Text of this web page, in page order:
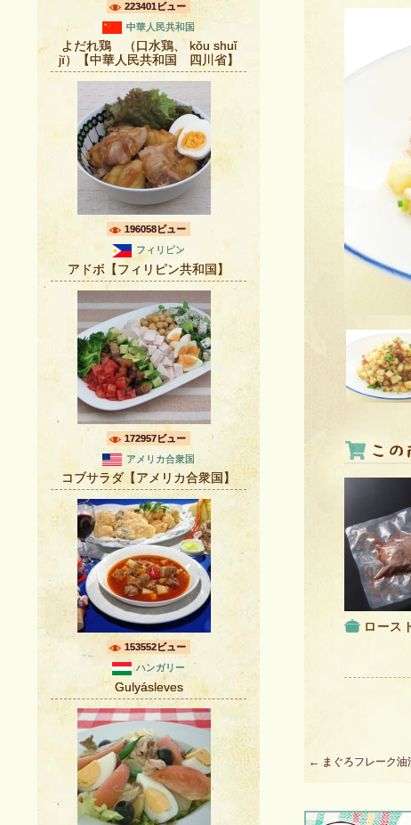
ロース
Post
← まぐろフレーク
223401ビュー
中華人民共和国
よだれ鶏 （口水鶏、 kǒu shuǐ
jï）【中華人民共和国 四川省】
196058ビュー
フィリピン
アドボ【フィリピン共和国】
172957ビュー
アメリカ合衆国
コブサラダ【アメリカ合衆国】
153552ビュー
ハンガリー
Gulyásleves